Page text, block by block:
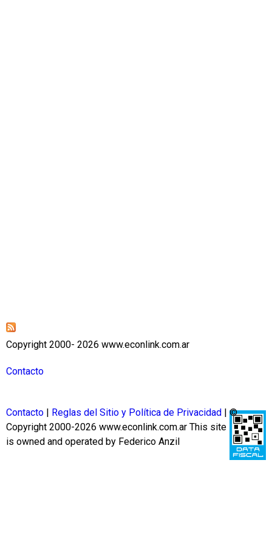
Copyright 2000- 2026 www.econlink.com.ar
Contacto
Contacto Reglas del Sitio y Política de Privacidad
| ©
Copyright 2000-2026 www.econlink.com.ar This site
is owned and operated by Federico Anzil